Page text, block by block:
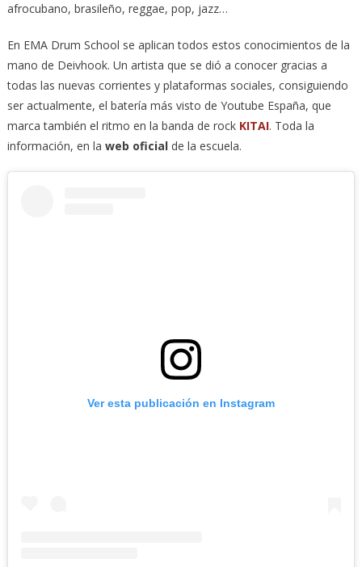
afrocubano, brasileño, reggae, pop, jazz…
En EMA Drum School se aplican todos estos conocimientos de la
mano de Deivhook. Un artista que se dió a conocer gracias a
todas las nuevas corrientes y plataformas sociales, consiguiendo
ser actualmente, el batería más visto de Youtube España, que
marca también el ritmo en la banda de rock KITAI. Toda la
información, en la web oficialde la escuela.
Ver esta publicación en Instagram